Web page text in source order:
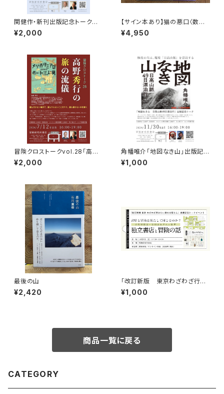
関健作・新刊出版記念トークイ
ベント録画視聴権
¥2,000
【サイン本あり】猫の悪口〈数量
限定・オリジナルトート付き〉
¥4,950
冒険クロストークvol.28「高野
秀行の旅の流儀」録画視聴権
¥2,000
角幡唯介「地図なき山」出版記念
トークイベント録画視聴権
¥1,000
最後の山
¥2,420
「改訂新版 東京わざわざ行き
たい街の本屋さん」出版記念ト
ークイベント録画視聴権
¥1,000
商品一覧に戻る
CATEGORY